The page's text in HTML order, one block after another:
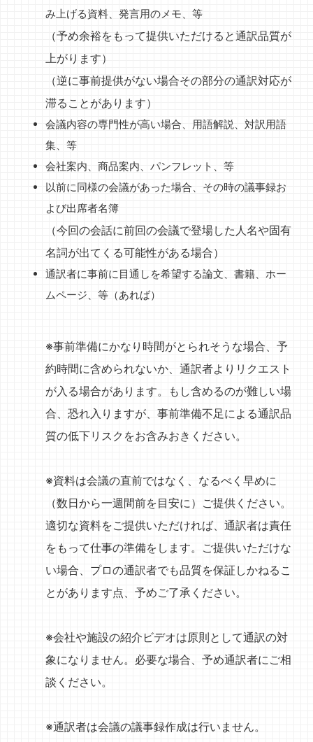
み上げる資料、発言用のメモ、等
（予め余裕をもって提供いただけると通訳品質が
上がります）
（逆に事前提供がない場合その部分の通訳対応が
滞ることがあります）
会議内容の専門性が高い場合、用語解説、対訳用語
集、等
会社案内、商品案内、パンフレット、等
以前に同様の会議があった場合、その時の議事録お
よび出席者名簿
（今回の会話に前回の会議で登場した人名や固有
名詞が出てくる可能性がある場合）
通訳者に事前に目通しを希望する論文、書籍、ホー
ムページ、等（あれば）
※事前準備にかなり時間がとられそうな場合、予
約時間に含められないか、通訳者よりリクエスト
が入る場合があります。もし含めるのが難しい場
合、恐れ入りますが、事前準備不足による通訳品
質の低下リスクをお含みおきください。
※資料は会議の直前ではなく、なるべく早めに
（数日から一週間前を目安に）ご提供ください。
適切な資料をご提供いただければ、通訳者は責任
をもって仕事の準備をします。ご提供いただけな
い場合、プロの通訳者でも品質を保証しかねるこ
とがあります点、予めご了承ください。
※会社や施設の紹介ビデオは原則として通訳の対
象になりません。必要な場合、予め通訳者にご相
談ください。
※通訳者は会議の議事録作成は行いません。